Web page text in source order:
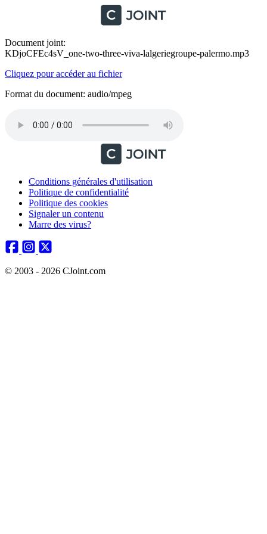
Document joint:
KDjoCFEc4sV_one-two-three-viva-lalgeriegroupe-palermo.mp3
Cliquez pour accéder au fichier
Format du document: audio/mpeg
Conditions générales d'utilisation
Politique de confidentialité
Politique des cookies
Signaler un contenu
Marre des virus?
© 2003 - 2026 CJoint.com